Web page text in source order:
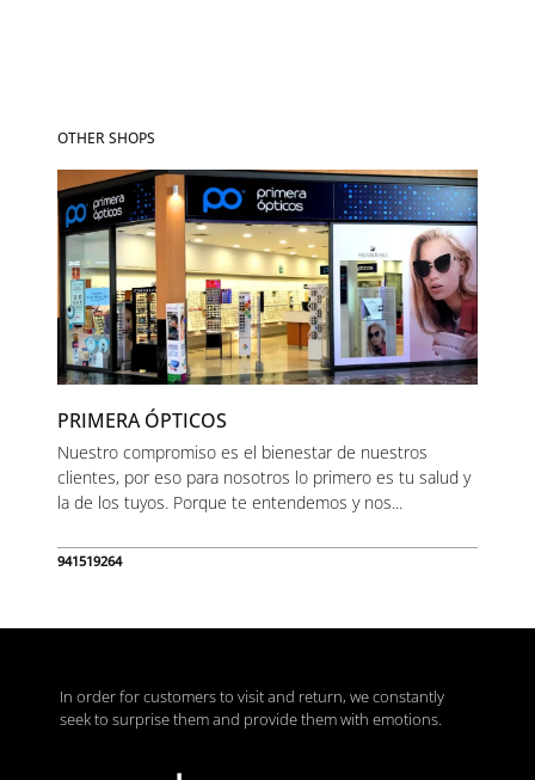
OTHER SHOPS
PRIMERA ÓPTICOS
Nuestro compromiso es el bienestar de nuestros
clientes, por eso para nosotros lo primero es tu salud y
la de los tuyos. Porque te entendemos y nos...
941519264
In order for customers to visit and return, we constantly
seek to surprise them and provide them with emotions.